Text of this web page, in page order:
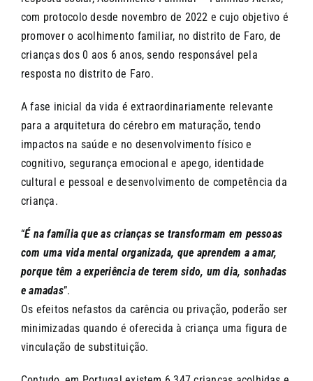
com protocolo desde novembro de 2022 e cujo objetivo é
promover o acolhimento familiar, no distrito de Faro, de
crianças dos 0 aos 6 anos, sendo responsável pela
resposta no distrito de Faro.
A fase inicial da vida é extraordinariamente relevante
para a arquitetura do cérebro em maturação, tendo
impactos na saúde e no desenvolvimento físico e
cognitivo, segurança emocional e apego, identidade
cultural e pessoal e desenvolvimento de competência da
criança.
“É na família que as crianças se transformam em pessoas
com uma vida mental organizada, que aprendem a amar,
porque têm a experiência de terem sido, um dia, sonhadas
e amadas”.
Os efeitos nefastos da carência ou privação, poderão ser
minimizadas quando é oferecida à criança uma figura de
vinculação de substituição.